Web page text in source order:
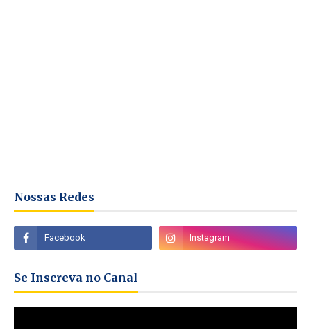
Nossas Redes
Se Inscreva no Canal